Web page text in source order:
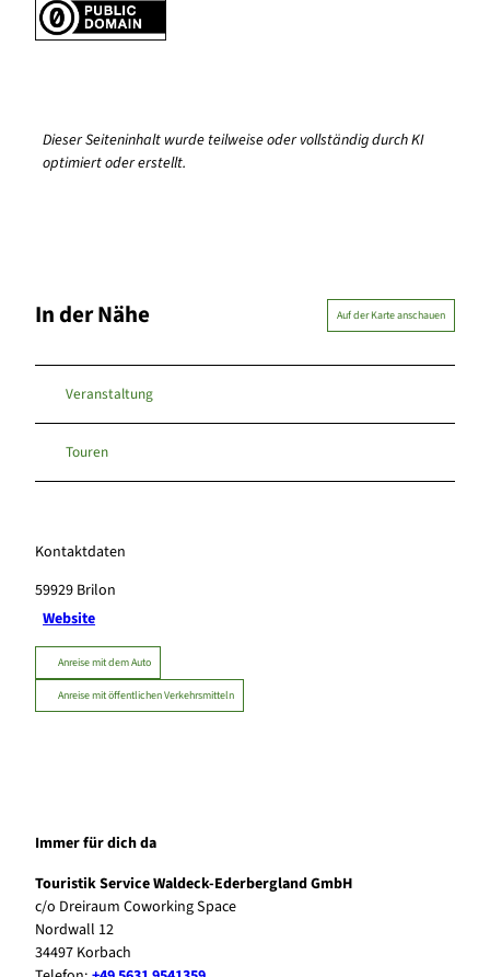
Dieser Seiteninhalt wurde teilweise oder vollständig durch KI
optimiert oder erstellt.
In der Nähe Auf der Karte anschauen
Veranstaltung
Touren
Kontaktdaten
59929 Brilon
Website
Anreise mit dem Auto
Anreise mit öffentlichen Verkehrsmitteln
Immer für dich da
Touristik Service Waldeck-Ederbergland GmbH
c/o Dreiraum Coworking Space
Nordwall 12
34497 Korbach